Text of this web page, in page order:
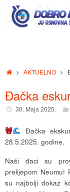
Skip
content
HomeAKTUELNO
Đačka
30. Maja 2025.
Đačka
28.5.2025. godine.
Naši đaci su
prelijepom Neumu!
su najbolji dokaz